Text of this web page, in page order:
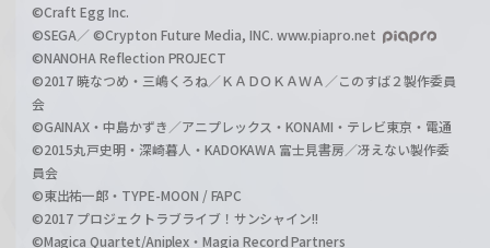
©Craft Egg Inc.
©SEGA／ ©Crypton Future Media, INC. www.piapro.net
©NANOHA Reflection PROJECT
©2017 暁なつめ・三嶋くろね／ＫＡＤＯＫＡＷＡ／このすば２製作委員
会
©GAINAX・中島かずき／アニプレックス・KONAMI・テレビ東京・電通
©2015丸戸史明・深崎暮人・KADOKAWA 富士見書房／冴えない製作委
員会
©東出祐一郎・TYPE-MOON / FAPC
©2017 プロジェクトラブライブ！サンシャイン!!
©Magica Quartet/Aniplex・Magia Record Partners